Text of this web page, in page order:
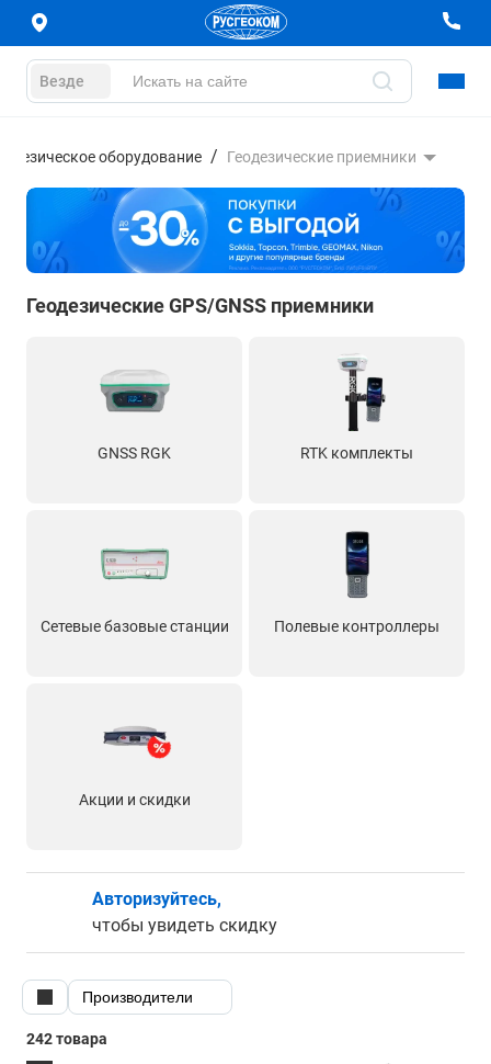
Везде
оборудование Геодезические приемники
Геодезические GPS/GNSS приемники
GNSS RGK RTK комплекты
Сетевые базовые станции Полевые контроллеры
Акции и скидки
Авторизуйтесь,
чтобы увидеть скидку
Производители
242 товара